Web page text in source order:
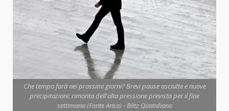
Che tempo farà nei prossimi giorni? Brevi pause asciutte e nuove
precipitazioni: rimonta dell'alta pressione prevista per il fine
settimana (Fonte Ansa) - Blitz Quotidiano